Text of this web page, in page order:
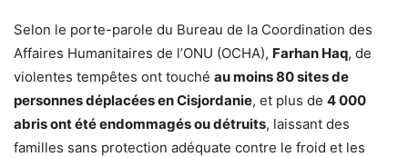
Selon le porte-parole du Bureau de la Coordination des
Affaires Humanitaires de l’ONU (OCHA), Farhan Haq, de
violentes tempêtes ont touché au moins 80 sites de
personnes déplacées en Cisjordanie, et plus de 4 000
abris ont été endommagés ou détruits, laissant des
familles sans protection adéquate contre le froid et les